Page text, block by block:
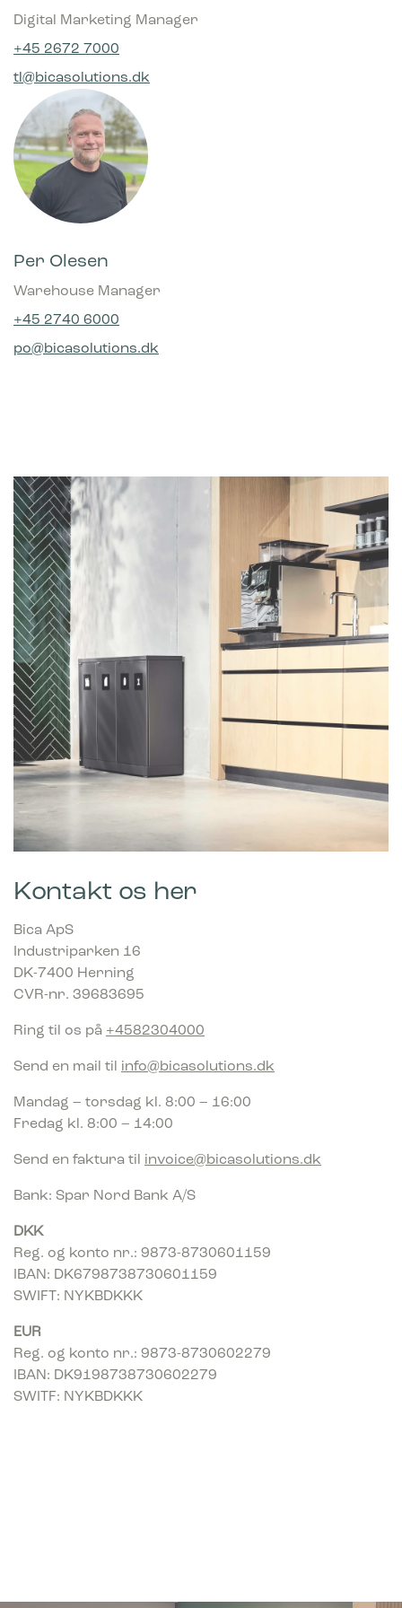
Digital Marketing Manager
+45 2672 7000
tl@bicasolutions.dk
Per Olesen
Warehouse Manager
+45 2740 6000
po@bicasolutions.dk
Kontakt os her
Bica ApS
Industriparken 16
DK-7400 Herning
CVR-nr. 39683695
Ring til os på +4582304000
Send en mail til info@bicasolutions.dk
Mandag – torsdag kl. 8:00 – 16:00
Fredag kl. 8:00 – 14:00
Send en faktura til invoice@bicasolutions.dk
Bank: Spar Nord Bank A/S
DKK
Reg. og konto nr.: 9873-8730601159
IBAN: DK6798738730601159
SWIFT: NYKBDKKK
EUR
Reg. og konto nr.: 9873-8730602279
IBAN: DK9198738730602279
SWITF: NYKBDKKK